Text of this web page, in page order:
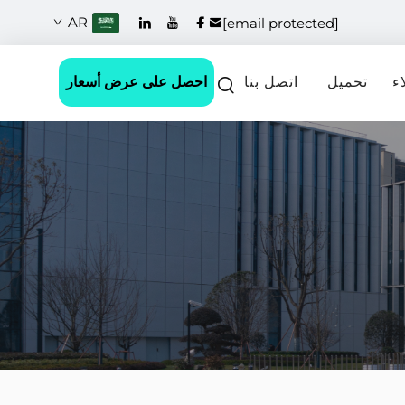
[email protected]
AR
تحميل اتصل بنا احصل على عرض أسعار